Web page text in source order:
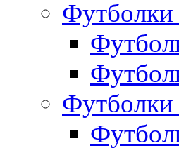
Футболки
Футболки